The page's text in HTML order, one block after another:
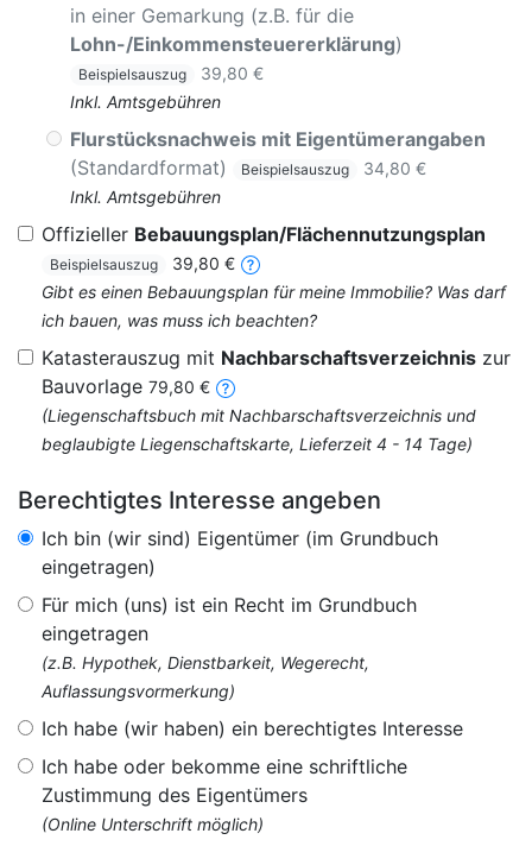
in einer Gemarkung (z.B. für die
Lohn-/Einkommensteuererklärung)
Beispielsauszug
39,80 €
Inkl. Amtsgebühren
Flurstücksnachweis mit Eigentümerangaben
(Standardformat)
Beispielsauszug
34,80 €
Inkl. Amtsgebühren
Offizieller Bebauungsplan/Flächennutzungsplan
Beispielsauszug
39,80 €
Gibt es einen Bebauungsplan für meine Immobilie? Was darf
ich bauen, was muss ich beachten?
Katasterauszug mit Nachbarschaftsverzeichnis zur
Bauvorlage 79,80 €
(Liegenschaftsbuch mit Nachbarschaftsverzeichnis und
beglaubigte Liegenschaftskarte, Lieferzeit 4 - 14 Tage)
Berechtigtes Interesse angeben
Ich bin (wir sind) Eigentümer (im Grundbuch
eingetragen)
Für mich (uns) ist ein Recht im Grundbuch
eingetragen
(z.B. Hypothek, Dienstbarkeit, Wegerecht,
Auflassungsvormerkung)
Ich habe (wir haben) ein berechtigtes Interesse
Ich habe oder bekomme eine schriftliche
Zustimmung des Eigentümers
(Online Unterschrift möglich)